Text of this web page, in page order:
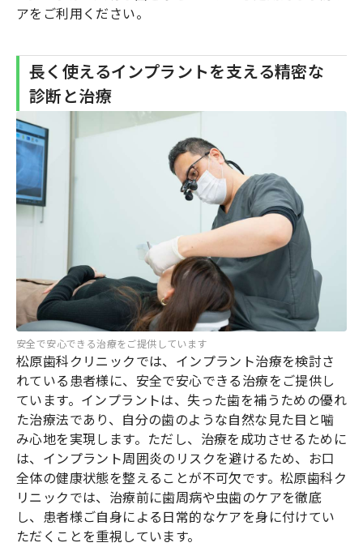
アをご利用ください。
長く使えるインプラントを支える精密な
診断と治療
安全で安心できる治療をご提供しています
松原歯科クリニックでは、インプラント治療を検討さ
れている患者様に、安全で安心できる治療をご提供し
ています。インプラントは、失った歯を補うための優れ
た治療法であり、自分の歯のような自然な見た目と噛
み心地を実現します。ただし、治療を成功させるために
は、インプラント周囲炎のリスクを避けるため、お口
全体の健康状態を整えることが不可欠です。松原歯科ク
リニックでは、治療前に歯周病や虫歯のケアを徹底
し、患者様ご自身による日常的なケアを身に付けてい
ただくことを重視しています。